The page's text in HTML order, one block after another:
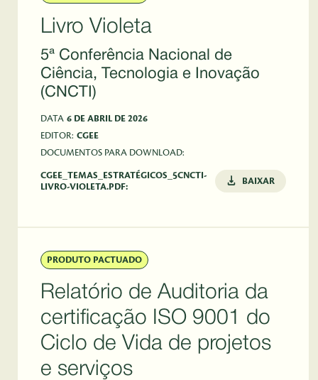
Livro Violeta
5ª Conferência Nacional de
Ciência, Tecnologia e Inovação
(CNCTI)
DATA 6 DE ABRIL DE 2026
EDITOR: CGEE
DOCUMENTOS PARA DOWNLOAD:
CGEE_TEMAS_ESTRATÉGICOS_5CNCTI-
LIVRO-VIOLETA.PDF:
BAIXAR
PRODUTO PACTUADO
Relatório de Auditoria da
certificação ISO 9001 do
Ciclo de Vida de projetos
e serviços